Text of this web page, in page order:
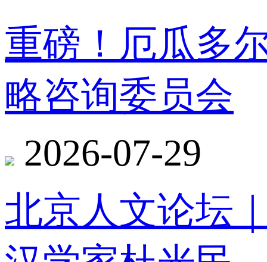
重磅！厄瓜多
略咨询委员会
2026-07-29
北京人文论坛